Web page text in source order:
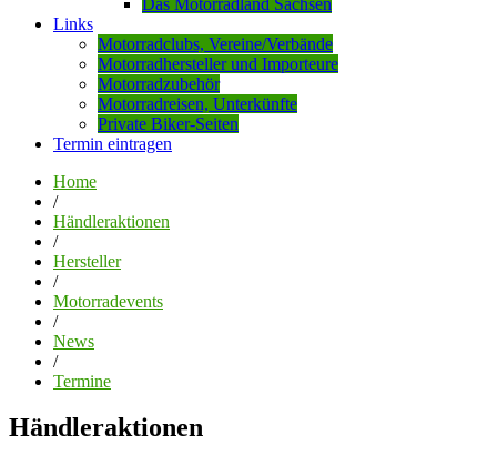
Links
Motorradclubs, Vereine/Verbände
Motorradhersteller und Importeure
Motorradzubehör
Motorradreisen, Unterkünfte
Private Biker-Seiten
Termin eintragen
Home
/
Händleraktionen
/
Hersteller
/
Motorradevents
/
News
/
Termine
Händleraktionen